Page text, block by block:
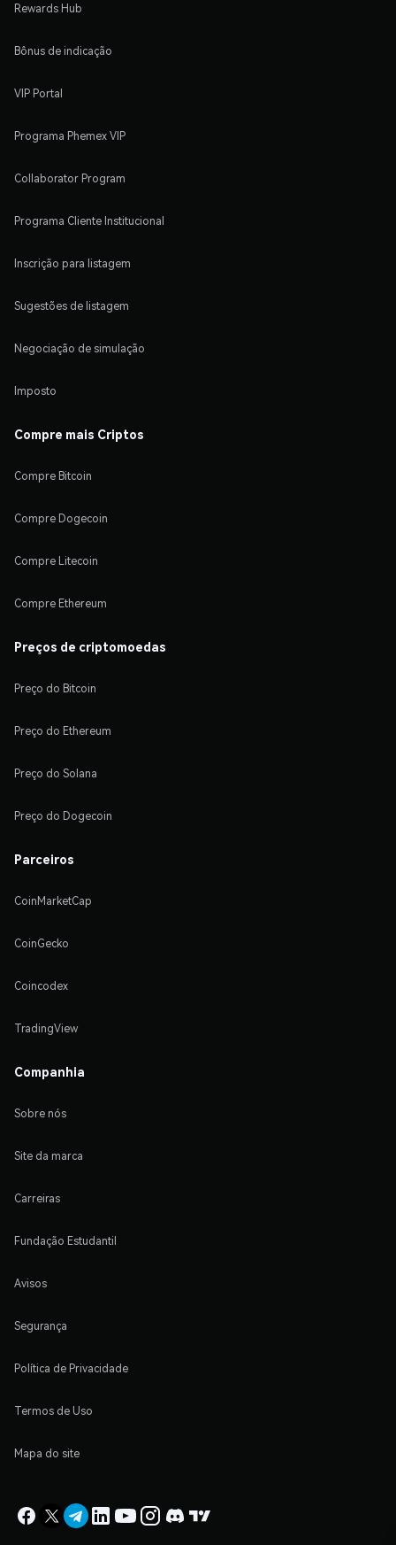
Rewards Hub
Bônus de indicação
VIP Portal
Programa Phemex VIP
Collaborator Program
Programa Cliente Institucional
Inscrição para listagem
Sugestões de listagem
Negociação de simulação
Imposto
Compre mais Criptos
Compre Bitcoin
Compre Dogecoin
Compre Litecoin
Compre Ethereum
Preços de criptomoedas
Preço do Bitcoin
Preço do Ethereum
Preço do Solana
Preço do Dogecoin
Parceiros
CoinMarketCap
CoinGecko
Coincodex
TradingView
Companhia
Sobre nós
Site da marca
Carreiras
Fundação Estudantil
Avisos
Segurança
Política de Privacidade
Termos de Uso
Mapa do site